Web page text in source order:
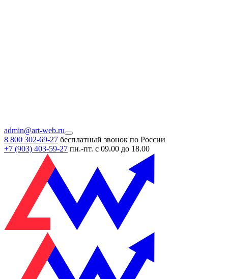
admin@art-web.ru
8 800 302-69-27 бесплатный звонок по России
+7 (903) 403-59-27 пн.-пт. с 09.00 до 18.00